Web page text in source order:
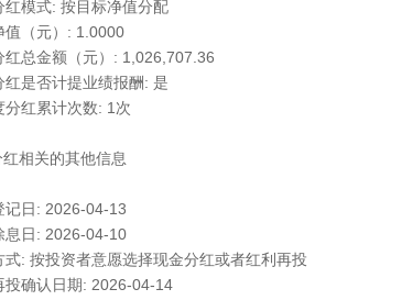
红模式: 按目标净值分配
值（元）: 1.0000
红总金额（元）: 1,026,707.36
红是否计提业绩报酬: 是
分红累计次数: 1次
相关的其他信息
记日: 2026-04-13
息日: 2026-04-10
式: 按投资者意愿选择现金分红或者红利再投
投确认日期: 2026-04-14